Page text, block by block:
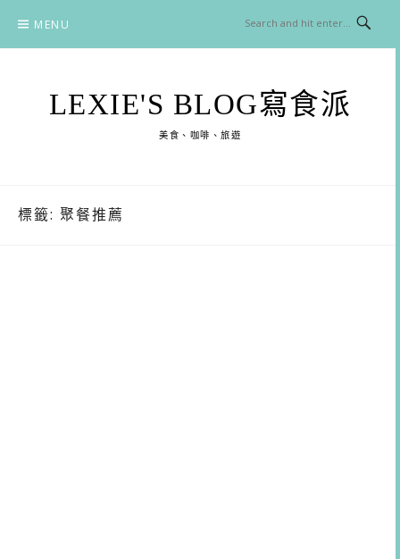
content
MENU
LEXIE'S BLOG寫食派
美食、咖啡、旅遊
標籤: 聚餐推薦